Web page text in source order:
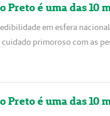
Preto é uma das 10
em esfera
primoroso com as
Preto é uma das 10